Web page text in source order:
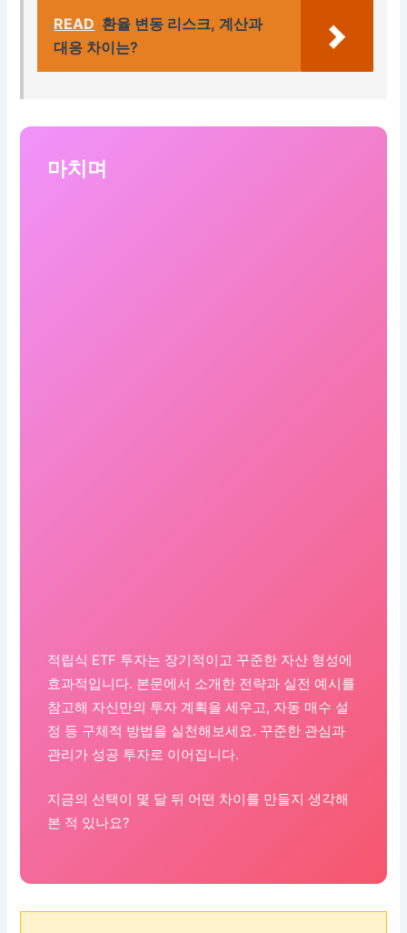
READ 환율 변동 리스크, 계산과
대응 차이는?
마치며
적립식 ETF 투자는 장기적이고 꾸준한 자산 형성에
효과적입니다. 본문에서 소개한 전략과 실전 예시를
참고해 자신만의 투자 계획을 세우고, 자동 매수 설
정 등 구체적 방법을 실천해보세요. 꾸준한 관심과
관리가 성공 투자로 이어집니다.
지금의 선택이 몇 달 뒤 어떤 차이를 만들지 생각해
본 적 있나요?